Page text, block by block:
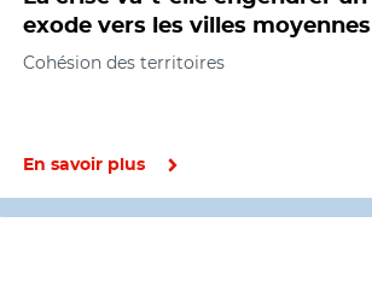
exode vers les villes moyennes
Cohésion des territoires
En savoir plus